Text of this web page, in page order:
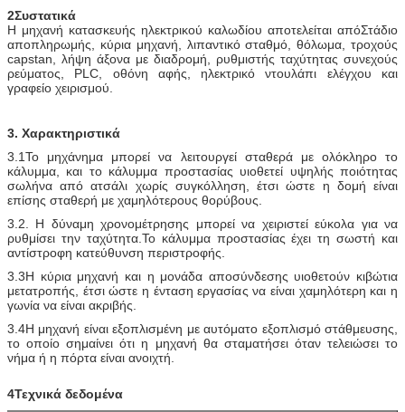
2Συστατικά
Η μηχανή κατασκευής ηλεκτρικού καλωδίου αποτελείται απόΣτάδιο
αποπληρωμής, κύρια μηχανή, λιπαντικό σταθμό, θόλωμα, τροχούς
capstan, λήψη άξονα με διαδρομή, ρυθμιστής ταχύτητας συνεχούς
ρεύματος, PLC, οθόνη αφής, ηλεκτρικό ντουλάπι ελέγχου και
γραφείο χειρισμού.
3. Χαρακτηριστικά
3.1Το μηχάνημα μπορεί να λειτουργεί σταθερά με ολόκληρο το
κάλυμμα, και το κάλυμμα προστασίας υιοθετεί υψηλής ποιότητας
σωλήνα από ατσάλι χωρίς συγκόλληση, έτσι ώστε η δομή είναι
επίσης σταθερή με χαμηλότερους θορύβους.
3.2. Η δύναμη χρονομέτρησης μπορεί να χειριστεί εύκολα για να
ρυθμίσει την ταχύτητα.Το κάλυμμα προστασίας έχει τη σωστή και
αντίστροφη κατεύθυνση περιστροφής.
3.3Η κύρια μηχανή και η μονάδα αποσύνδεσης υιοθετούν κιβώτια
μετατροπής, έτσι ώστε η ένταση εργασίας να είναι χαμηλότερη και η
γωνία να είναι ακριβής.
3.4Η μηχανή είναι εξοπλισμένη με αυτόματο εξοπλισμό στάθμευσης,
το οποίο σημαίνει ότι η μηχανή θα σταματήσει όταν τελειώσει το
νήμα ή η πόρτα είναι ανοιχτή.
4Τεχνικά δεδομένα